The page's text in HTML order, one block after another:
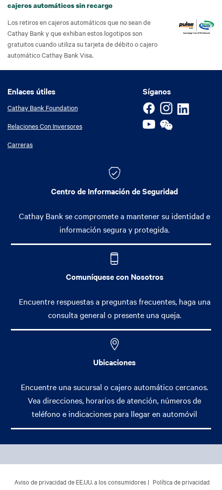
cajeros automáticos sin recargo
Los retiros en cajeros automáticos que no sean de
Cathay Bank y que exhiban estos logotipos son
gratuitos cuando utiliza su tarjeta de débito o cajero
automático Cathay Bank Visa.
Síganos
Enlaces útiles
Enlaces útiles
Cathay Bank Foundation
Relaciones Con Inversores
Carreras
Centro de Información de Seguridad
Cathay Bank se compromete a mantener su identidad e
información segura y protegida.
Comuníquese con Nosotros
Encuentre respuestas a preguntas frecuentes, haga una
consulta general o presente una queja.
Ubicaciones
Encuentre una sucursal o cajero automático cercanos.
Vea direcciones, horarios de atención, números de
teléfono e indicaciones para llegar en automóvil
Banca Personal
Banca Comercial
Aviso de privacidad de EE.UU. a los consumidores Política de privacidad